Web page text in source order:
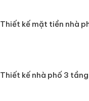
Thiết kế mặt tiền nhà
Thiết kế nhà phố 3